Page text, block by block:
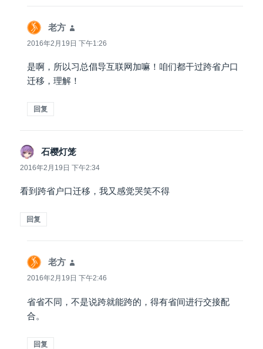
老方
道：
2016年2月19日 下午1:26
是啊，所以习总倡导互联网加嘛！咱们都干过跨省户口
迁移，理解！
回复
石樱灯笼
道：
2016年2月19日 下午2:34
看到跨省户口迁移，我又感觉哭笑不得
回复
老方
道：
2016年2月19日 下午2:46
省省不同，不是说跨就能跨的，得有省间进行交接配
合。
回复